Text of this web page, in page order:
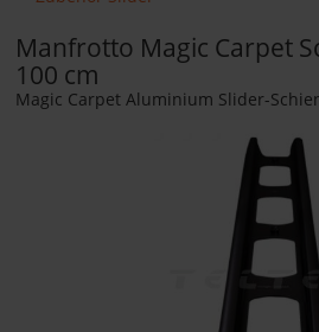
Manfrotto Magic Carpet
100 cm
Magic Carpet Aluminium Slider-